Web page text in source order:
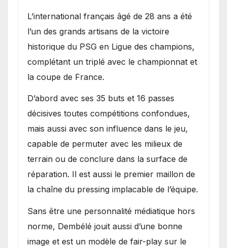
L’international français âgé de 28 ans a été
l’un des grands artisans de la victoire
historique du PSG en Ligue des champions,
complétant un triplé avec le championnat et
la coupe de France.
D’abord avec ses 35 buts et 16 passes
décisives toutes compétitions confondues,
mais aussi avec son influence dans le jeu,
capable de permuter avec les milieux de
terrain ou de conclure dans la surface de
réparation. Il est aussi le premier maillon de
la chaîne du pressing implacable de l’équipe.
Sans être une personnalité médiatique hors
norme, Dembélé jouit aussi d’une bonne
image et est un modèle de fair-play sur le